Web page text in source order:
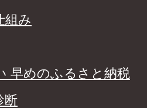
組み
早めのふるさと納税
断